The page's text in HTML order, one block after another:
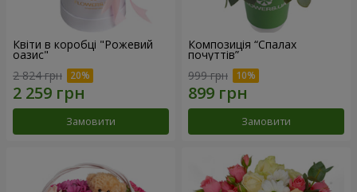
Квіти в коробці "Рожевий
оазис"
2 824 грн
Замовити
Композиція “Спалах
почуттів”
999 грн
Замовити